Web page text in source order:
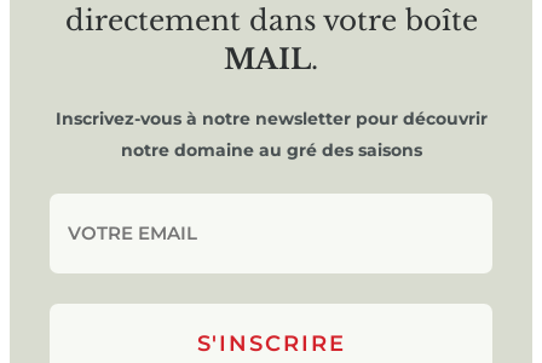
directement dans votre boîte
MAIL.
Inscrivez-vous à notre newsletter pour découvrir
notre domaine au gré des saisons